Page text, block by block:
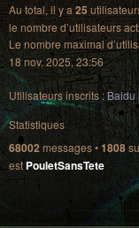
Au total, il y a 25
le nombre d’utilisateurs
Le nombre maximal
18 nov. 2025, 23:56
Utilisateurs inscrits :Baidu
Statistiques
68002messages •1808
estPouletSansTete